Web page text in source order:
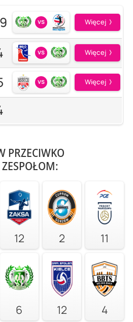
vs Więcej
vs Więcej
vs Więcej
PRZECIWKO
12 2 11
6 12 4